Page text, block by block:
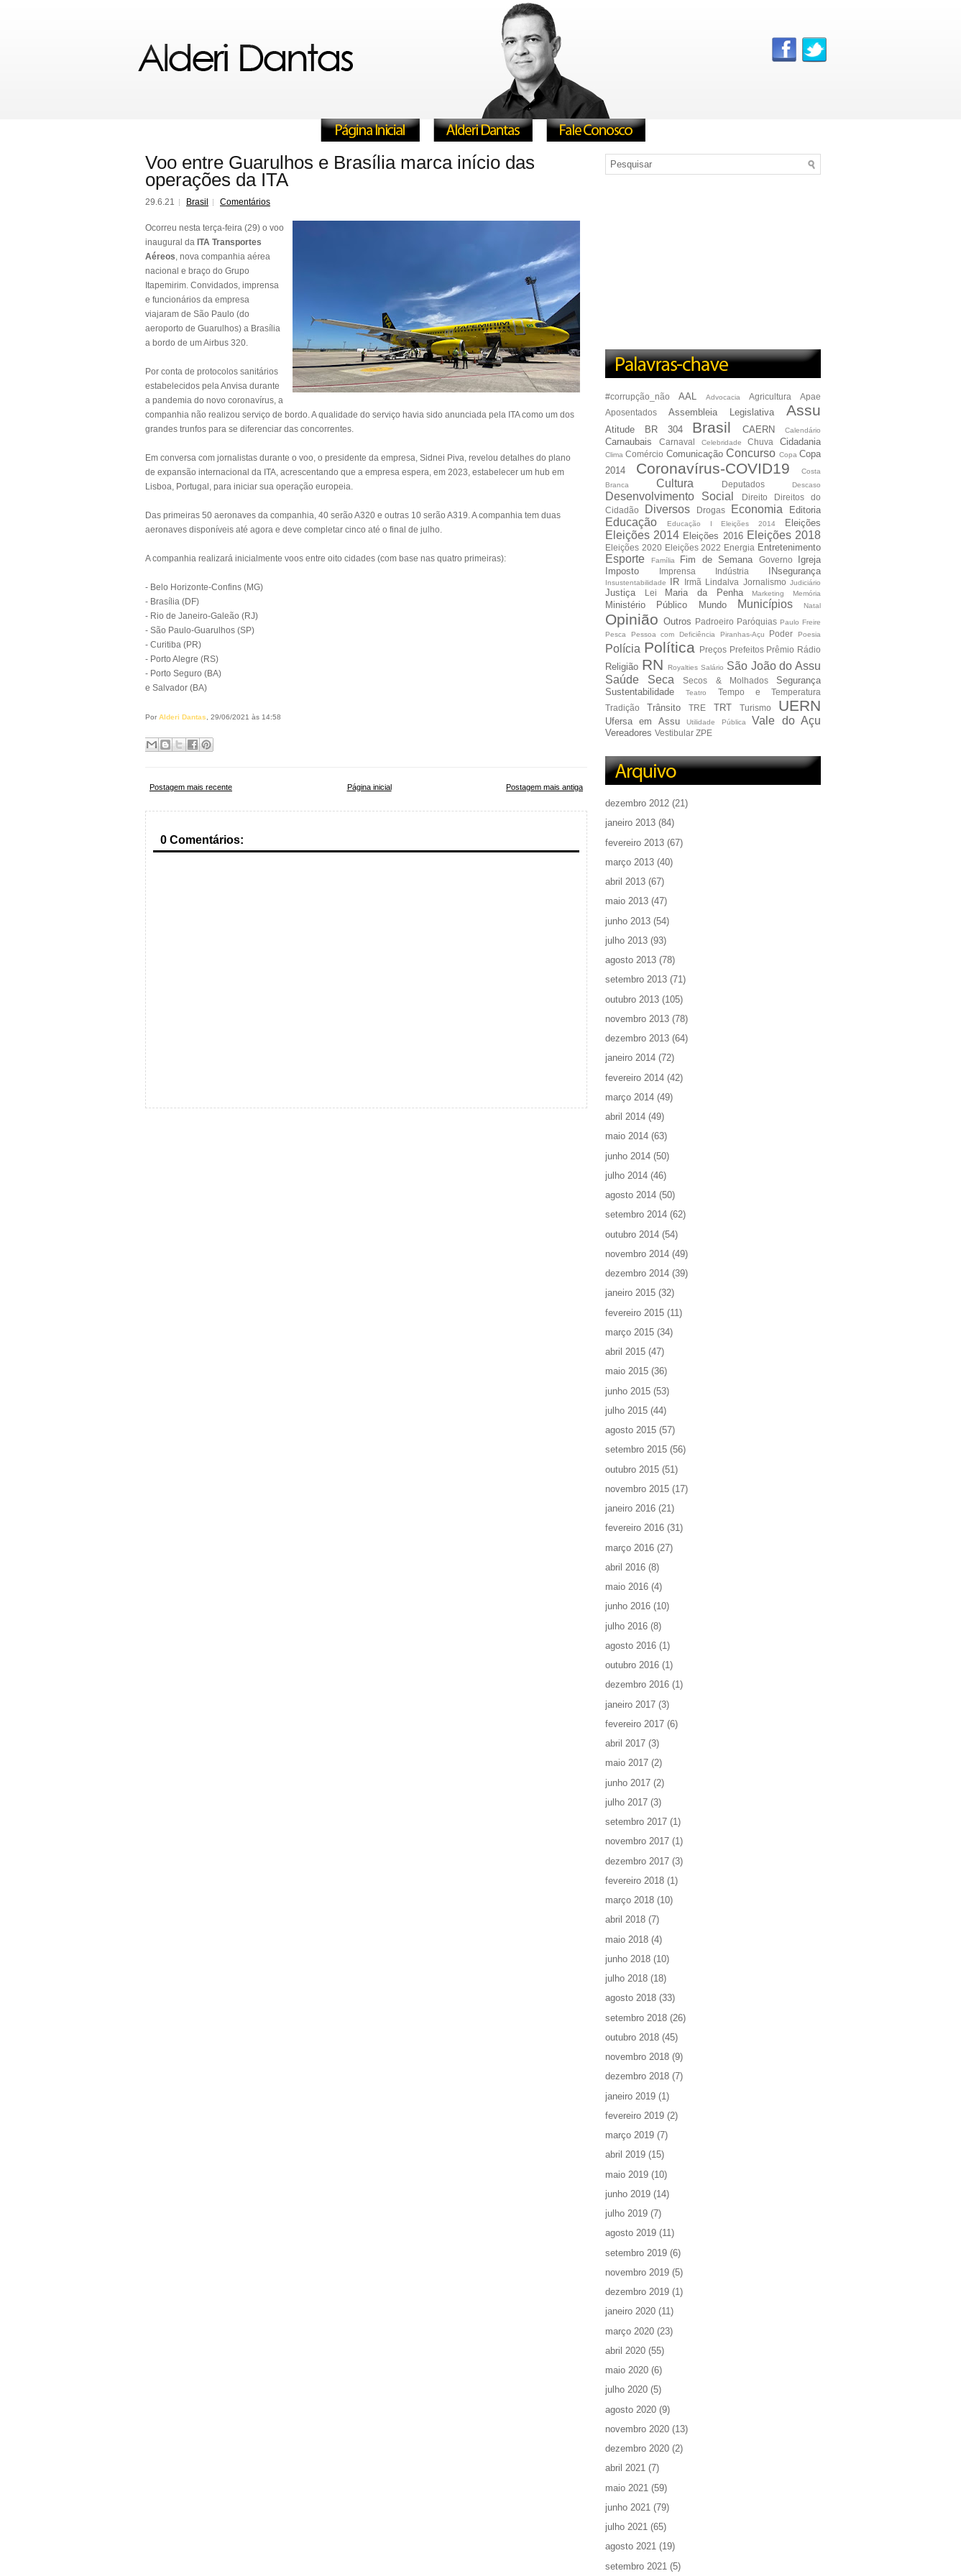
Voo entre Guarulhos e Brasília marca início das
operações da ITA
29.6.21 Brasil Comentários
Ocorreu nesta terça-feira (29) o voo
inaugural da ITA Transportes
Aéreos, nova companhia aérea
nacional e braço do Grupo
Itapemirim. Convidados, imprensa
e funcionários da empresa
viajaram de São Paulo (do
aeroporto de Guarulhos) a Brasília
a bordo de um Airbus 320.
Por conta de protocolos sanitários
estabelecidos pela Anvisa durante
a pandemia do novo coronavírus, a
companhia não realizou serviço de bordo. A qualidade do serviço havia sido anunciada pela ITA como um dos
grandes trunfos para se diferenciar das concorrentes.
Em conversa com jornalistas durante o voo, o presidente da empresa, Sidnei Piva, revelou detalhes do plano
de expansão internacional da ITA, acrescentando que a empresa espera, em 2023, estabelecer um hub em
Lisboa, Portugal, para iniciar sua operação europeia.
Das primeiras 50 aeronaves da companhia, 40 serão A320 e outras 10 serão A319. A companhia tem duas
aeronaves disponíveis até agora e deve completar cinco até o final de julho.
A companhia realizará inicialmente voos entre oito cidades (com base nas quatro primeiras):
- Belo Horizonte-Confins (MG)
- Brasília (DF)
- Rio de Janeiro-Galeão (RJ)
- São Paulo-Guarulhos (SP)
- Curitiba (PR)
- Porto Alegre (RS)
- Porto Seguro (BA)
e Salvador (BA)
Por Alderi Dantas , 29/06/2021 às 14:58
Postagem mais recente Postagem mais antiga
Página inicial
0 Comentários:
#corrupção_não AAL Advocacia Agricultura
Apae
Aposentados
Assembleia Legislativa Assu
Atitude BR 304 Brasil CAERN Calendário
Carnaubais Carnaval Celebridade Chuva Cidadania
Clima Comércio Comunicação Concurso Copa Copa
2014
Coronavírus-COVID19
Costa
Branca
Cultura Deputados Descaso
Desenvolvimento Social Direito
Direitos do
Cidadão
Diversos Drogas Economia Editoria
Educação Educação I Eleições 2014 Eleições
Eleições 2014 Eleições 2016 Eleições 2018
Eleições 2020 Eleições 2022 Energia Entretenimento
Esporte Família Fim de Semana Governo
Igreja
Imposto
Imprensa Indústria INsegurança
Insustentabilidade IR Irmã Lindalva Jornalismo Judiciário
Justiça Lei Maria da Penha Marketing Memória
Ministério Público Mundo Municípios Natal
Opinião Outros Padroeiro Paróquias Paulo Freire
Pesca
Pessoa com Deficiência Piranhas-Açu Poder Poesia
Polícia Política Preços Prefeitos Prêmio Rádio
Religião RN Royalties Salário São João do Assu
Saúde
Seca Secos & Molhados
Segurança
Sustentabilidade
Teatro
Tempo e Temperatura
Tradição
Trânsito TRE TRT Turismo UERN
Ufersa em Assu Utilidade Pública Vale do Açu
Vereadores Vestibular ZPE
dezembro 2012 (21)
janeiro 2013 (84)
fevereiro 2013 (67)
março 2013 (40)
abril 2013 (67)
maio 2013 (47)
junho 2013 (54)
julho 2013 (93)
agosto 2013 (78)
setembro 2013 (71)
outubro 2013 (105)
novembro 2013 (78)
dezembro 2013 (64)
janeiro 2014 (72)
fevereiro 2014 (42)
março 2014 (49)
abril 2014 (49)
maio 2014 (63)
junho 2014 (50)
julho 2014 (46)
agosto 2014 (50)
setembro 2014 (62)
outubro 2014 (54)
novembro 2014 (49)
dezembro 2014 (39)
janeiro 2015 (32)
fevereiro 2015 (11)
março 2015 (34)
abril 2015 (47)
maio 2015 (36)
junho 2015 (53)
julho 2015 (44)
agosto 2015 (57)
setembro 2015 (56)
outubro 2015 (51)
novembro 2015 (17)
janeiro 2016 (21)
fevereiro 2016 (31)
março 2016 (27)
abril 2016 (8)
maio 2016 (4)
junho 2016 (10)
julho 2016 (8)
agosto 2016 (1)
outubro 2016 (1)
dezembro 2016 (1)
janeiro 2017 (3)
fevereiro 2017 (6)
abril 2017 (3)
maio 2017 (2)
junho 2017 (2)
julho 2017 (3)
setembro 2017 (1)
novembro 2017 (1)
dezembro 2017 (3)
fevereiro 2018 (1)
março 2018 (10)
abril 2018 (7)
maio 2018 (4)
junho 2018 (10)
julho 2018 (18)
agosto 2018 (33)
setembro 2018 (26)
outubro 2018 (45)
novembro 2018 (9)
dezembro 2018 (7)
janeiro 2019 (1)
fevereiro 2019 (2)
março 2019 (7)
abril 2019 (15)
maio 2019 (10)
junho 2019 (14)
julho 2019 (7)
agosto 2019 (11)
setembro 2019 (6)
novembro 2019 (5)
dezembro 2019 (1)
janeiro 2020 (11)
março 2020 (23)
abril 2020 (55)
maio 2020 (6)
julho 2020 (5)
agosto 2020 (9)
novembro 2020 (13)
dezembro 2020 (2)
abril 2021 (7)
maio 2021 (59)
junho 2021 (79)
julho 2021 (65)
agosto 2021 (19)
setembro 2021 (5)